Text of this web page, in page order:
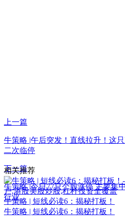
上一篇
牛策略 |午后突发！直线拉升！这
二次临停
下一篇
牛策略 |今日77只个股涨停 主要集
行业
相关推荐
牛策略 | 短线必读6：揭秘打板！
牛策略 | 短线必读6：揭秘打板！